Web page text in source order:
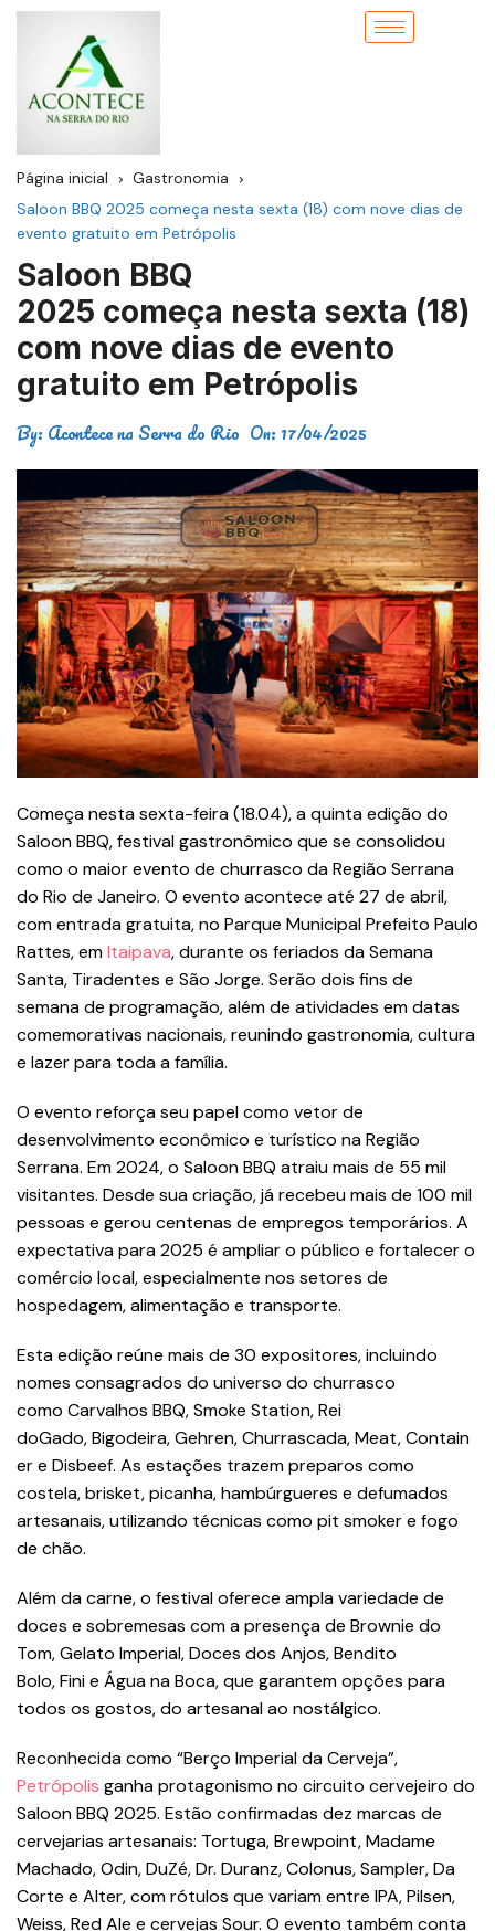
Página inicial
Gastronomia
Saloon BBQ 2025 começa nesta sexta (18) com nove dias de
evento gratuito em Petrópolis
Saloon BBQ
2025 começa nesta sexta (18)
com nove dias de evento
gratuito em Petrópolis
By: Acontece na Serra do Rio On: 17/04/2025
Começa nesta sexta-feira (18.04), a quinta edição do
Saloon BBQ, festival gastronômico que se consolidou
como o maior evento de churrasco da Região Serrana
do Rio de Janeiro. O evento acontece até 27 de abril,
com entrada gratuita, no Parque Municipal Prefeito Paulo
Rattes, emItaipava, durante os feriados da Semana
Santa, Tiradentes e São Jorge. Serão dois fins de
semana de programação, além de atividades em datas
comemorativas nacionais, reunindo gastronomia, cultura
e lazer para toda a família.
O evento reforça seu papel como vetor de
desenvolvimento econômico e turístico na Região
Serrana. Em 2024, o Saloon BBQ atraiu mais de 55 mil
visitantes. Desde sua criação, já recebeu mais de 100 mil
pessoas e gerou centenas de empregos temporários. A
expectativa para 2025 é ampliar o público e fortalecer o
comércio local, especialmente nos setores de
hospedagem, alimentação e transporte.
Esta edição reúne mais de 30 expositores, incluindo
nomes consagrados do universo do churrasco
como Carvalhos BBQ, Smoke Station, Rei
doGado, Bigodeira, Gehren, Churrascada, Meat, Contain
er e Disbeef. As estações trazem preparos como
costela, brisket, picanha, hambúrgueres e defumados
artesanais, utilizando técnicas como pit smoker e fogo
de chão.
Além da carne, o festival oferece ampla variedade de
doces e sobremesas com a presença de Brownie do
Tom, Gelato Imperial, Doces dos Anjos, Bendito
Bolo, Fini e Água na Boca, que garantem opções para
todos os gostos, do artesanal ao nostálgico.
Reconhecida como “Berço Imperial da Cerveja”,
Petrópolis ganha protagonismo no circuito cervejeiro do
Saloon BBQ 2025. Estão confirmadas dez marcas de
cervejarias artesanais: Tortuga, Brewpoint, Madame
Machado, Odin, DuZé, Dr. Duranz, Colonus, Sampler, Da
Corte e Alter, com rótulos que variam entre IPA, Pilsen,
Weiss, Red Ale e cervejas Sour. O evento também conta